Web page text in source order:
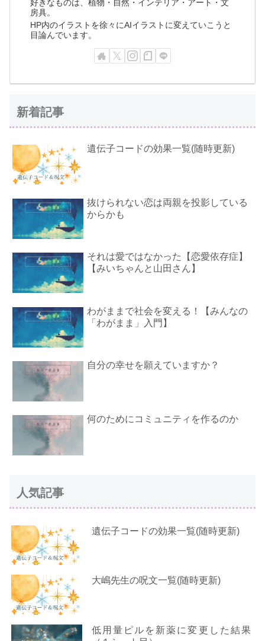
好きなものは、植物・自然・インテリア・アート・文
房具。
HP内のイラストを徐々にAIイラストに変えていこうと
目論んでいます。
新着記事
遺伝子コードの効果一覧(随時更新)
抜けられない恋は両親を投影している
からかも
それは愛ではなかった【恋愛依存症】
【みいちゃんと山田さん】
わがままで社会を変える！【みんなの
「わがまま」入門】
自分の幸せを願えていますか？
何のためにコミュニティを作るのか
人気記事
遺伝子コードの効果一覧(随時更新)
大嶋先生の呪文一覧(随時更新)
低用量ピルを新薬に変更した結果